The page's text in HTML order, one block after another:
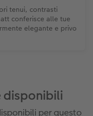
tenui, contrasti
conferisce alle tue
elegante e privo
disponibili
per questo